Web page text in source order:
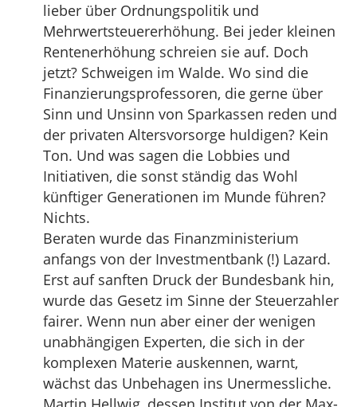
lieber über Ordnungspolitik und
Mehrwertsteuererhöhung. Bei jeder kleinen
Rentenerhöhung schreien sie auf. Doch
jetzt? Schweigen im Walde. Wo sind die
Finanzierungsprofessoren, die gerne über
Sinn und Unsinn von Sparkassen reden und
der privaten Altersvorsorge huldigen? Kein
Ton. Und was sagen die Lobbies und
Initiativen, die sonst ständig das Wohl
künftiger Generationen im Munde führen?
Nichts.
Beraten wurde das Finanzministerium
anfangs von der Investmentbank (!) Lazard.
Erst auf sanften Druck der Bundesbank hin,
wurde das Gesetz im Sinne der Steuerzahler
fairer. Wenn nun aber einer der wenigen
unabhängigen Experten, die sich in der
komplexen Materie auskennen, warnt,
wächst das Unbehagen ins Unermessliche.